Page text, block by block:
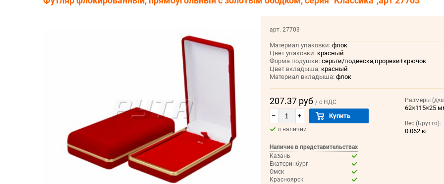
арт. 27703
Материал упаковки:флок
Цвет упаковки:красный
Форма подушки:серьги/подвеска,прорези+крючок
Цвет вкладыша:красный
Материал вкладыша:флок
207.37 руб / с НДС
– + Купить
в наличии
Наличие в представительствах
Казань
Екатеринбург
Омск
Красноярск
Размеры
62×115×25
Вес (Брутто):
0.062 кг